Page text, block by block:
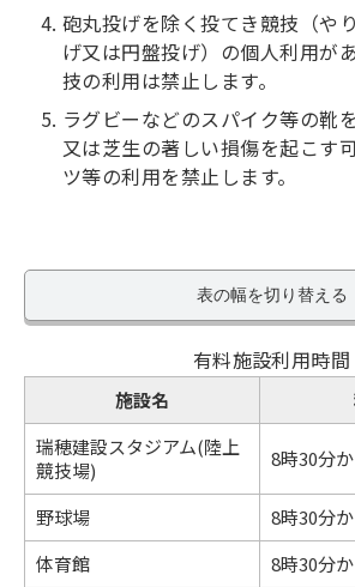
砲丸投げを除く投てき競技（や
げ又は円盤投げ）の個人利用が
技の利用は禁止します。
ラグビーなどのスパイク等の靴
又は芝生の著しい損傷を起こす
ツ等の利用を禁止します。
表の幅を切り替える
有料施設利用時間
施設名
瑞穂建設スタジアム(陸上
競技場)
8時30分
野球場
8時30分
体育館
8時30分